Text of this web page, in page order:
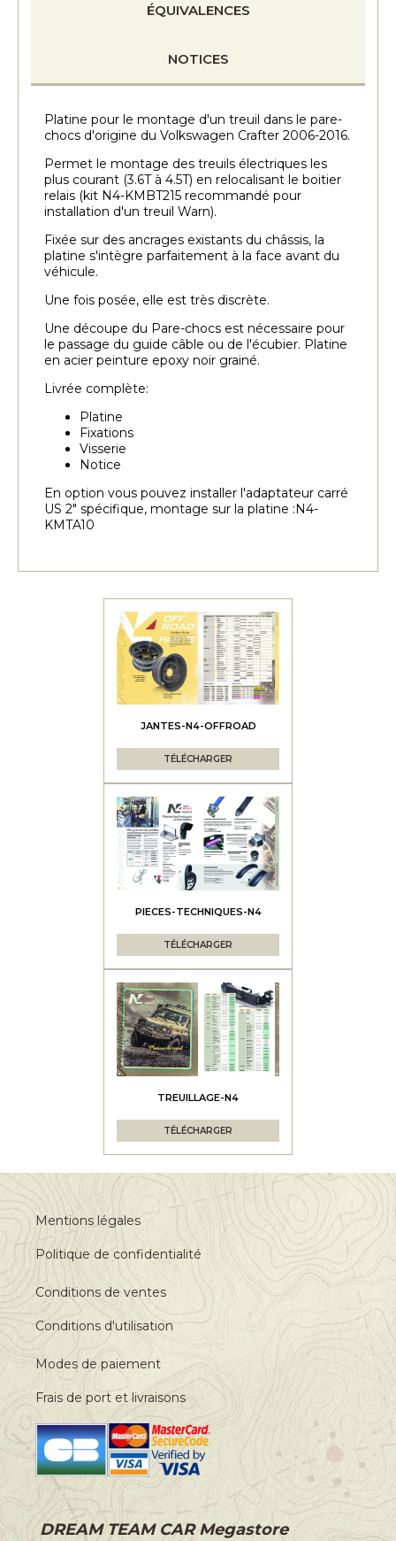
ÉQUIVALENCES
NOTICES
Platine pour le montage d'un treuil dans le pare-
chocs d'origine du Volkswagen Crafter 2006-2016.
Permet le montage des treuils électriques les
plus courant (3.6T à 4.5T) en relocalisant le boitier
relais (kit N4-KMBT215 recommandé pour
installation d'un treuil Warn).
Fixée sur des ancrages existants du châssis, la
platine s'intègre parfaitement à la face avant du
véhicule.
Une fois posée, elle est très discrète.
Une découpe du Pare-chocs est nécessaire pour
le passage du guide câble ou de l'écubier. Platine
en acier peinture epoxy noir grainé.
Livrée complète:
Platine
Fixations
Visserie
Notice
En option vous pouvez installer l'adaptateur carré
US 2" spécifique, montage sur la platine :N4-
KMTA10
JANTES-N4-OFFROAD
TÉLÉCHARGER
PIECES-TECHNIQUES-N4
TÉLÉCHARGER
TREUILLAGE-N4
TÉLÉCHARGER
Mentions légales
Politique de confidentialité
Conditions de ventes
Conditions d'utilisation
Modes de paiement
Frais de port et livraisons
DREAM TEAM CAR Megastore